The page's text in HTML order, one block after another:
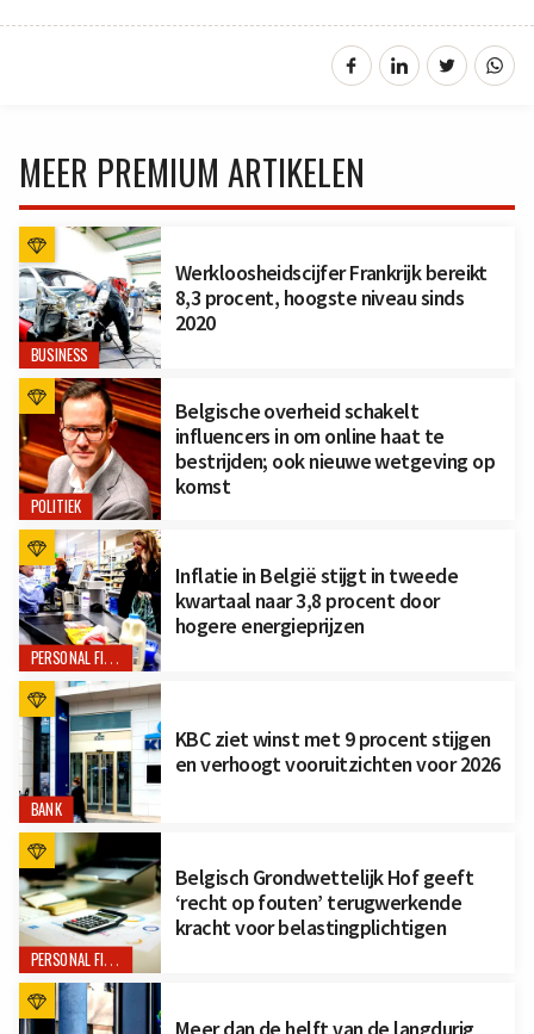
MEER PREMIUM ARTIKELEN
BUSINESS
Werkloosheidscijfer Frankrijk bereikt
8,3 procent, hoogste niveau sinds
2020
POLITIEK
Belgische overheid schakelt
influencers in om online haat te
bestrijden; ook nieuwe wetgeving op
komst
PERSONAL FINANCE
Inflatie in België stijgt in tweede
kwartaal naar 3,8 procent door
hogere energieprijzen
BANK
KBC ziet winst met 9 procent stijgen
en verhoogt vooruitzichten voor 2026
PERSONAL FINANCE
Belgisch Grondwettelijk Hof geeft
‘recht op fouten’ terugwerkende
kracht voor belastingplichtigen